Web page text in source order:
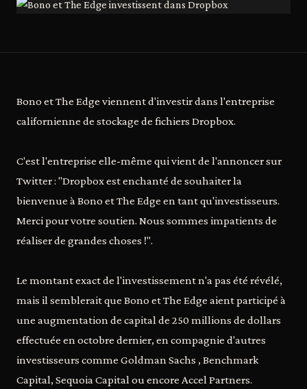
Bono et The Edge viennent d'investir dans l'entreprise
californienne de stockage de fichiers Dropbox.
C'est l'entreprise elle-même qui vient de l'annoncer sur
Twitter : "Dropbox est enchanté de souhaiter la
bienvenue à Bono et The Edge en tant qu'investisseurs.
Merci pour votre soutien. Nous sommes impatients de
réaliser de grandes choses !".
Le montant exact de l'investissement n'a pas été révélé,
mais il semblerait que Bono et The Edge aient participé à
une augmentation de capital de 250 millions de dollars
effectuée en octobre dernier, en compagnie d'autres
investisseurs comme Goldman Sachs , Benchmark
Capital, Sequoia Capital ou encore Accel Partners.